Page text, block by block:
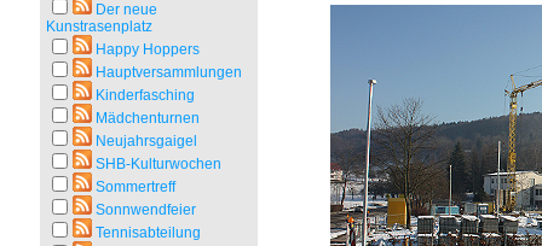
Der neue
Kunstrasenplatz
Happy Hoppers
Hauptversammlungen
Kinderfasching
Mädchenturnen
Neujahrsgaigel
SHB-Kulturwochen
Sommertreff
Sonnwendfeier
Tennisabteilung